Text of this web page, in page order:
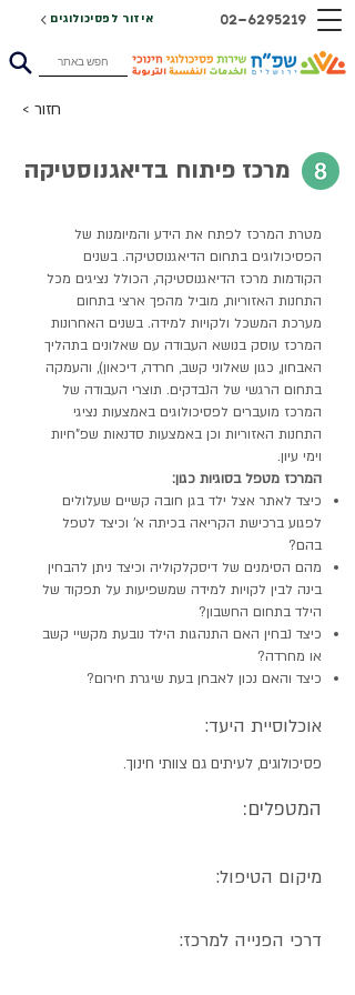
איזור לפסיכולוגים 02-6295219
< חזור
מרכז פיתוח בדיאגנוסטיקה
מטרת המרכז לפתח את הידע והמיומנות של
הפסיכולוגים בתחום הדיאגנוסטיקה. בשנים
הקודמות מרכז הדיאגנוסטיקה, הכולל נציגים מכל
התחנות האזוריות, מוביל מהפך ארצי בתחום
מערכת המשכל ולקויות למידה. בשנים האחרונות
המרכז עוסק בנושא העבודה עם שאלונים בתהליך
האבחון, כגון שאלוני קשב, חרדה, דיכאון), והעמקה
בתחום הרגשי של הנבדקים. תוצרי העבודה של
המרכז מועברים לפסיכולוגים באמצעות נציגי
התחנות האזוריות וכן באמצעות סדנאות שפ"חיות
וימי עיון.
המרכז מטפל בסוגיות כגון:
כיצד לאתר אצל ילד בגן חובה קשיים שעלולים
לפגוע ברכישת הקריאה בכיתה א' וכיצד לטפל
בהם?
מהם הסימנים של דיסקלקוליה וכיצד ניתן להבחין
בינה לבין לקויות למידה שמשפיעות על תפקוד של
הילד בתחום החשבון?
כיצד נבחין האם התנהגות הילד נובעת מקשיי קשב
או מחרדה?
כיצד והאם נכון לאבחן בעת שיגרת חירום?
אוכלוסיית היעד:
פסיכולוגים, לעיתים גם צוותי חינוך.
המטפלים:
מיקום הטיפול:
דרכי הפנייה למרכז: